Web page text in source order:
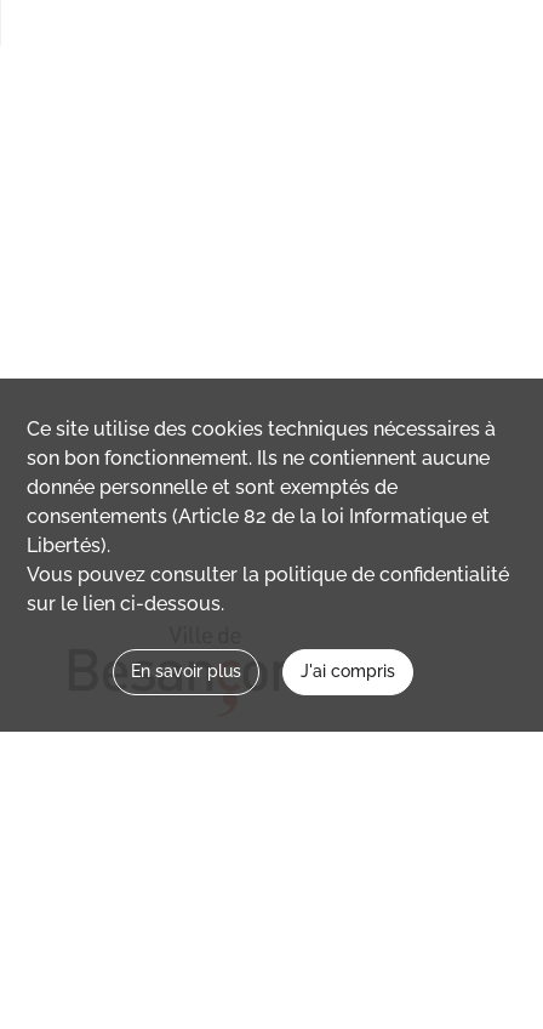
Ce site utilise descookies techniques nécessaires à
son bon fonctionnement. Ils ne contiennent aucune
donnée personnelle et sont exemptés de
consentements (Article 82 de la loi Informatique et
Libertés).
Vous pouvez consulter la politique de confidentialité
sur le lien ci-dessous.
En savoir plus J'ai compris